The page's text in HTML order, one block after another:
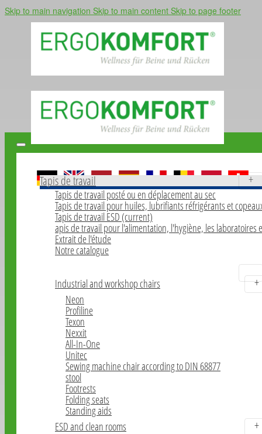
Skip to main navigation Skip to main content Skip to page footer
Home
Tapis de travail
Tapis de travail posté ou en déplacement au sec
Tapis de travail pour huiles, lubrifiants réfrigérants et
Tapis de travail ESD (current)
apis de travail pour l'alimentation, l'hygiène, les laboratoires
Extrait de l'étude
Notre catalogue
Industrial and workshop chairs
Neon
Profiline
Texon
Nexxit
All-In-One
Unitec
Sewing machine chair according to DIN 68877
stool
Footrests
Folding seats
Standing aids
ESD and clean rooms